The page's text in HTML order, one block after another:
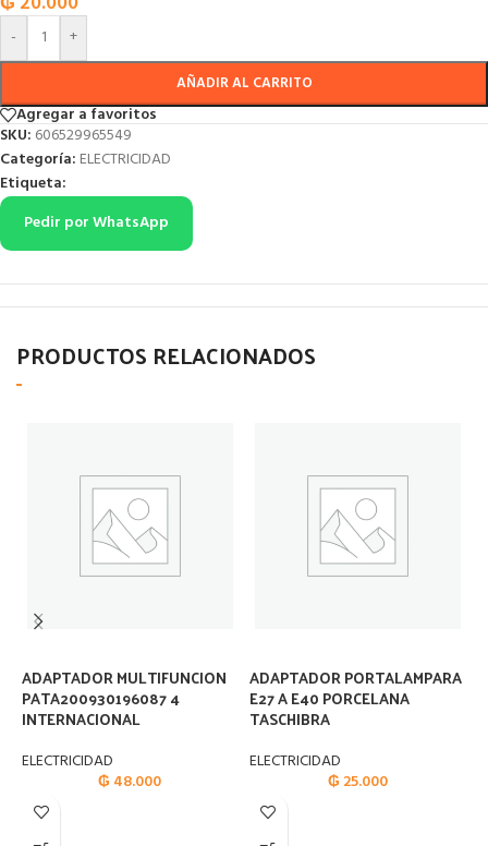
- +
AÑADIR AL CARRITO
Agregar a favoritos
SKU: 606529965549
Categoría: ELECTRICIDAD
Etiqueta:
Pedir por WhatsApp
PRODUCTOS RELACIONADOS
ADAPTADOR MULTIFUNCION
PATA200930196087 4
INTERNACIONAL
ELECTRICIDAD
₲ 48.000
ADAPTADOR PORTALAMPARA
E27 A E40 PORCELANA
TASCHIBRA
ELECTRICIDAD
₲ 25.000